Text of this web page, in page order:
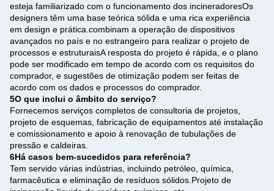
esteja familiarizado com o funcionamento dos incineradoresOs
designers têm uma base teórica sólida e uma rica experiência
em design e prática.combinam a operação de dispositivos
avançados no país e no estrangeiro para realizar o projeto de
processos e estruturaisA resposta do projeto é rápida, e o plano
pode ser modificado em tempo de acordo com os requisitos do
comprador, e sugestões de otimização podem ser feitas de
acordo com os dados e processos do comprador.
5O que inclui o âmbito do serviço?
Fornecemos serviços completos de consultoria de projetos,
projeto de esquemas, fabricação de equipamentos até instalação
e comissionamento e apoio à renovação de tubulações de
pressão e caldeiras.
6Há casos bem-sucedidos para referência?
Tem servido várias indústrias, incluindo petróleo, química,
farmacêutica e eliminação de resíduos sólidos.Projeto de